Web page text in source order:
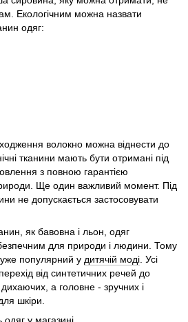
Екологічним можна назвати
одяг:
волокно можна віднести до
тканини мають бути отримані під
з повною гарантією
Ще один важливий момент. Під
не допускається застосовувати
як бавовна і льон, одяг
для природи і людини. Тому
популярний у дитячій моді . Усі
від синтетичних речей до
а головне - зручних і
шкіри.